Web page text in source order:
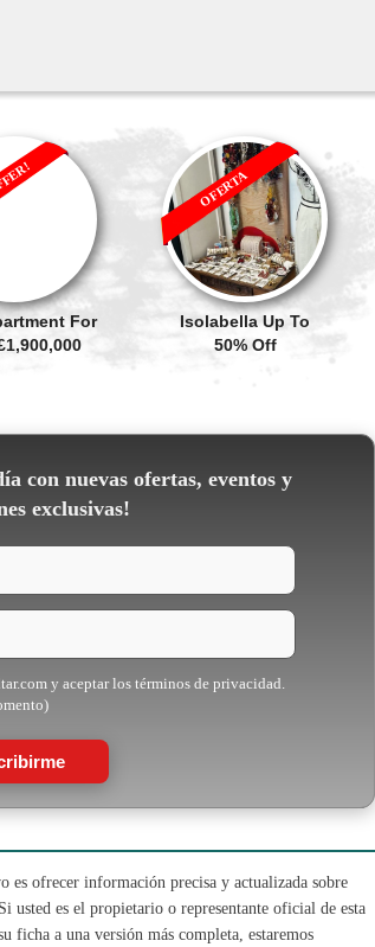
For
Isolabella Up To
50% Off
OFERTA
con nuevas ofertas, eventos y
exclusivas!
y aceptar los términos de privacidad.
es ofrecer información precisa y actualizada sobre
usted es el propietario o representante oficial de esta
ficha a una versión más completa, estaremos